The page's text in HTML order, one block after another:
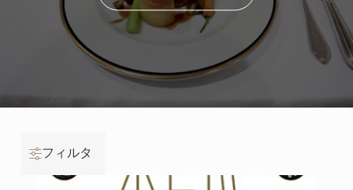
フィルタ